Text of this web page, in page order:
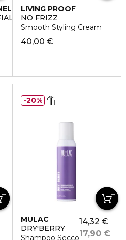
LIVING PROOF
NO FRIZZ
Smooth Styling Cream
40,00 €
MULAC
DRY'BERRY
14,32 €
17,90 €
20%